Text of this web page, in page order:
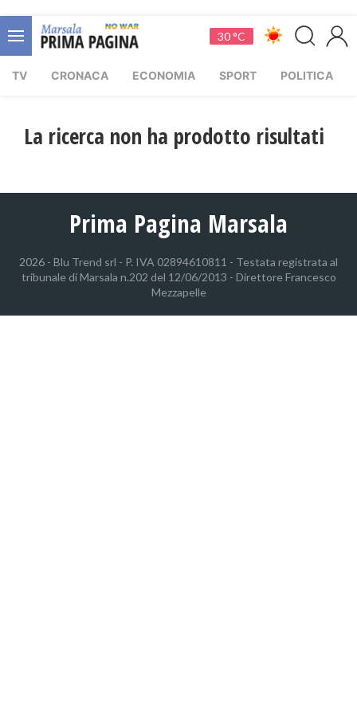
30 °C
TV CRONACA ECONOMIA SPORT POLITICA
La ricerca non ha prodotto risultati
Prima Pagina Marsala
2026 - Blu Trend srl - P. IVA 02894610811 - Testata registrata al
tribunale di Marsala n.202 del 12/06/2013 - Direttore Francesco
Mezzapelle